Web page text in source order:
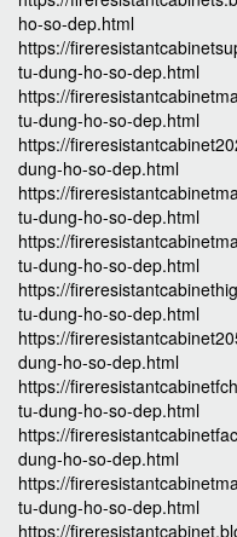
ho-so-dep.html
https://
tu-dung-ho-so-dep.html
https://
tu-dung-ho-so-dep.html
https://
dung-ho-so-dep.html
https://
tu-dung-ho-so-dep.html
https://
tu-dung-ho-so-dep.html
https://
tu-dung-ho-so-dep.html
https://
dung-ho-so-dep.html
https://
tu-dung-ho-so-dep.html
https://
dung-ho-so-dep.html
https://
tu-dung-ho-so-dep.html
https://